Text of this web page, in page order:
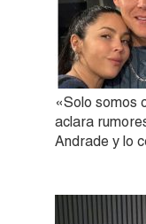
«Solo somos
aclara
Andrade y lo